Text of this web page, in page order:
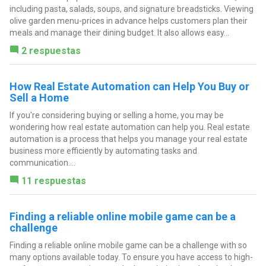
including pasta, salads, soups, and signature breadsticks. Viewing
olive garden menu-prices in advance helps customers plan their
meals and manage their dining budget. It also allows easy...
2 respuestas
How Real Estate Automation can Help You Buy or
Sell a Home
If you're considering buying or selling a home, you may be
wondering how real estate automation can help you. Real estate
automation is a process that helps you manage your real estate
business more efficiently by automating tasks and
communication....
11 respuestas
Finding a reliable online mobile game can be a
challenge
Finding a reliable online mobile game can be a challenge with so
many options available today. To ensure you have access to high-